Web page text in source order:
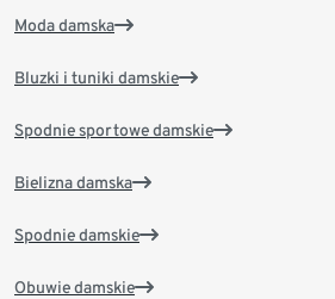
Moda damska
Bluzki i tuniki damskie
Spodnie sportowe damskie
Bielizna damska
Spodnie damskie
Obuwie damskie